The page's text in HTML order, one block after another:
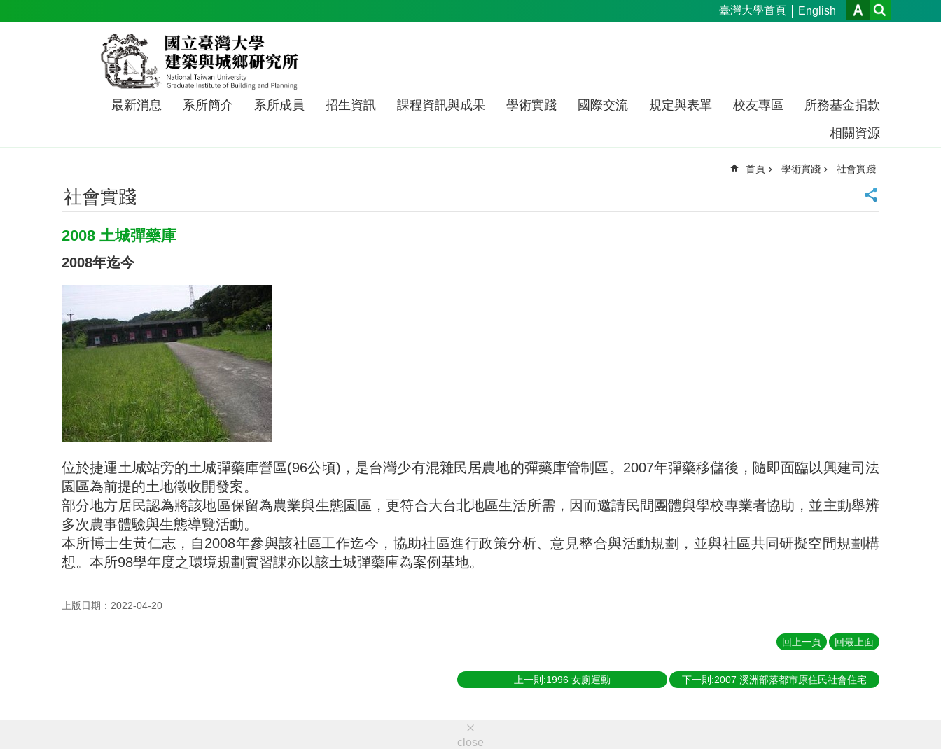
臺灣大學首頁 English
最新消息 系所簡介 系所成員 招生資訊 課程資訊與成果 學術實踐 國際交流 規定與表單 校友專區
所務基金捐款
相關資源
首頁 學術實踐 社會實踐
社會實踐
2008 土城彈藥庫
2008年迄今
位於捷運土城站旁的土城彈藥庫營區(96公頃)，是台灣少有混雜民居農地的彈藥庫管制區。2007年彈藥移儲後，隨即面臨以興建司法
園區為前提的土地徵收開發案。
部分地方居民認為將該地區保留為農業與生態園區，更符合大台北地區生活所需，因而邀請民間團體與學校專業者協助，並主動舉辨
多次農事體驗與生態導覽活動。
本所博士生黃仁志，自2008年參與該社區工作迄今，協助社區進行政策分析、意見整合與活動規劃，並與社區共同研擬空間規劃構
想。本所98學年度之環境規劃實習課亦以該土城彈藥庫為案例基地。
上版日期：2022-04-20
回上一頁 回最上面
上一則:1996 女廁運動 下一則:2007 溪洲部落都市原住民社會住宅
close